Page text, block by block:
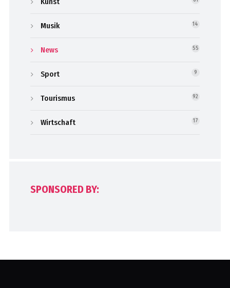
Musik 14
News 55
Sport 9
Tourismus 92
Wirtschaft 17
SPONSORED BY: